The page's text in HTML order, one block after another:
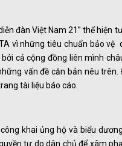
đàn Việt Nam 21” thể
vì những tiêu chuẩn bảo
cả cộng đồng liên mình
vấn đề căn bản nêu
tài liệu báo cáo.
khai ủng hộ và biểu
tự do dân chủ để xâm